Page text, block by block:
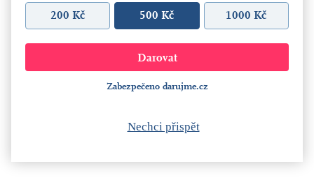
200 Kč 500 Kč 1000 Kč
Zabezpečeno darujme.cz
Nechci přispět